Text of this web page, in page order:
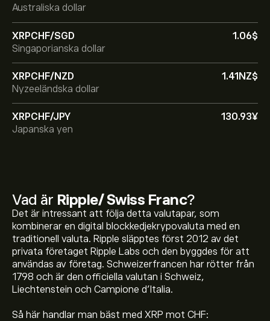
Australiska dollar
XRPCHF/SGD
1.06‎$‎
Singaporianska dollar
XRPCHF/NZD
1.41‎NZ$‎
Nyzeeländska dollar
XRPCHF/JPY
130.93‎¥‎
Japanska yen
Vad är Ripple/ Swiss Franc?
Det är intressant att följa detta valutapar, som
kombinerar en digital blockkedjekrypovaluta med en
traditionell valuta. Ripple släpptes först 2012 av det
privata företaget Ripple Labs och den byggdes för att
användas av företag. Schweizerfrancen har rötter från
1798 och är den officiella valutan i Schweiz,
Liechtenstein och Campione d'Italia.
Så här handlar man bäst med XRP mot CHF: